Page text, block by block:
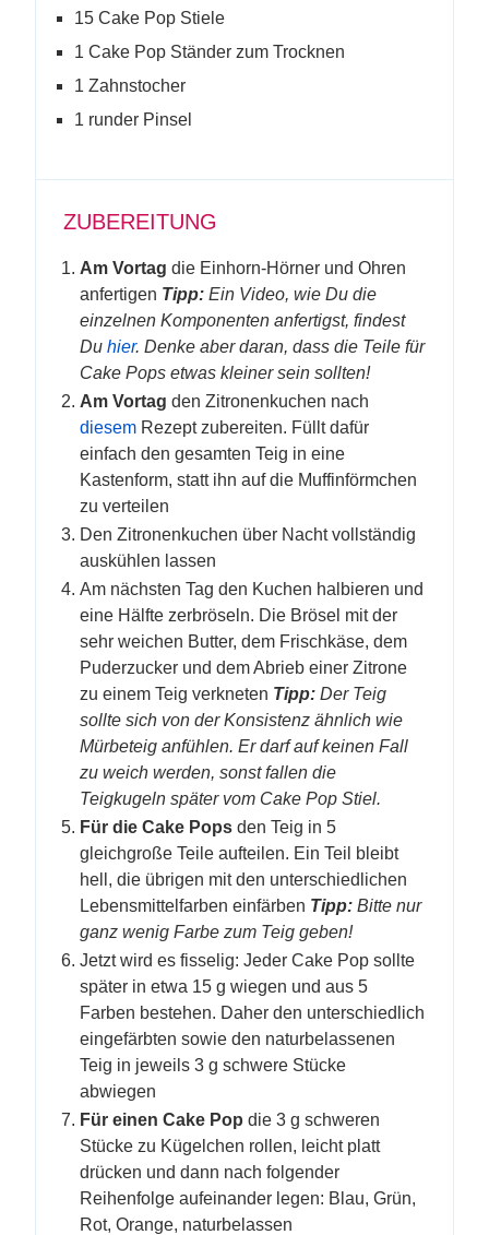
15 Cake Pop Stiele
1 Cake Pop Ständer zum Trocknen
1 Zahnstocher
1 runder Pinsel
ZUBEREITUNG
Am Vortag die Einhorn-Hörner und Ohren
anfertigen Tipp: Ein Video, wie Du die
einzelnen Komponenten anfertigst, findest
Du hier. Denke aber daran, dass die Teile für
Cake Pops etwas kleiner sein sollten!
Am Vortag den Zitronenkuchen nach
diesem Rezept zubereiten. Füllt dafür
einfach den gesamten Teig in eine
Kastenform, statt ihn auf die Muffinförmchen
zu verteilen
Den Zitronenkuchen über Nacht vollständig
auskühlen lassen
Am nächsten Tag den Kuchen halbieren und
eine Hälfte zerbröseln. Die Brösel mit der
sehr weichen Butter, dem Frischkäse, dem
Puderzucker und dem Abrieb einer Zitrone
zu einem Teig verkneten Tipp: Der Teig
sollte sich von der Konsistenz ähnlich wie
Mürbeteig anfühlen. Er darf auf keinen Fall
zu weich werden, sonst fallen die
Teigkugeln später vom Cake Pop Stiel.
Für die Cake Pops den Teig in 5
gleichgroße Teile aufteilen. Ein Teil bleibt
hell, die übrigen mit den unterschiedlichen
Lebensmittelfarben einfärben Tipp: Bitte nur
ganz wenig Farbe zum Teig geben!
Jetzt wird es fisselig: Jeder Cake Pop sollte
später in etwa 15 g wiegen und aus 5
Farben bestehen. Daher den unterschiedlich
eingefärbten sowie den naturbelassenen
Teig in jeweils 3 g schwere Stücke
abwiegen
Für einen Cake Pop die 3 g schweren
Stücke zu Kügelchen rollen, leicht platt
drücken und dann nach folgender
Reihenfolge aufeinander legen: Blau, Grün,
Rot, Orange, naturbelassen